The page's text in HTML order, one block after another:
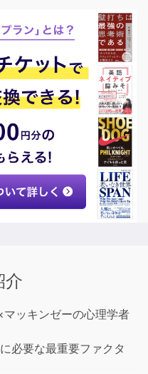
介
ッキンゼーの心理学者
必要な最重要ファクタ